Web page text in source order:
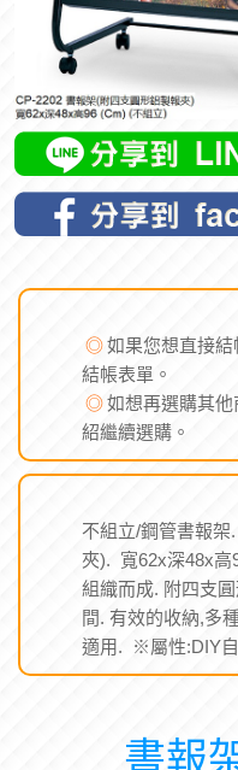
◎如果您想直接
結帳表單。
◎如想再選購其
紹繼續選購。
不組立/鋼管書報
夾). 寬62x深48x
組織而成. 附四支
間. 有效的收納,多
適用. ※屬性:DIY
書報